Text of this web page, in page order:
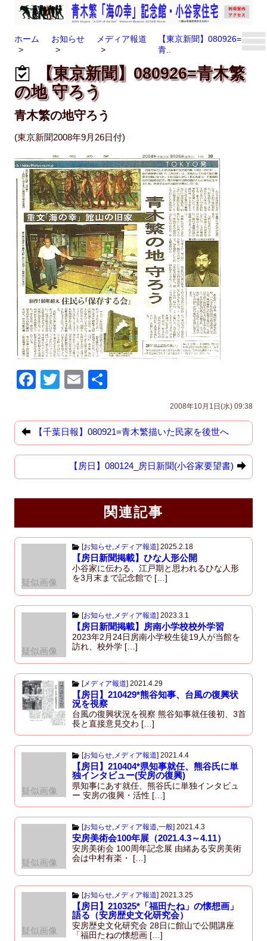
ホーム お知らせ メディア報道
【東京新聞】080926=
青..
【東京新聞】080926=青木繁
の地 守ろう
青木繁の地守ろう
(東京新聞2008年9月26日付)
F
c
e
b
o
o
T
tt
er
E
ail
2008年10月1日(水) 09:38
【千葉日報】080921=青木繁描いた民家を後世へ
【房日】080124_房日新聞(小谷家要望書)
関連記事
疑似画像
[お知らせ,メディア報道] 2025.2.18
【房日新聞掲載】ひな人形公開
小谷家に伝わる、江戸期と思われるひな人形
を3月末まで記念館で […]
疑似画像
[お知らせ メディア報道] 2023.3.1
【房日新聞掲載】房南小学校校外学習
2023年2月24日房南小学校生徒19人が当館を
訪れ、校外学 […]
[メディア報道] 2021.4.29
【房日】210429*熊谷知事、台風の復興状
況を視察
台風の復興状況を視察 熊谷知事就任後初、3首
長と直接意見交わ […]
疑似画像
[お知らせ,メディア報道] 2021.4.4
【房日】210404*県知事就任、熊谷氏に単
独インタビュー(安房の復興)
県知事にあす就任、熊谷氏に単独インタビュ
ー 安房の復興・活性 […]
疑似画像
[お知らせ,メディア報道,一般] 2021.4.3
安房美術会100年展（2021.4.3～4.11）
安房美術会 100周年記念展 由緒ある安房美術
会は中村有楽・ […]
疑似画像
[お知らせ,メディア報道] 2021.3.25
【房日】210325*「福田たね」の懐想画」
語る（安房歴史文化研究会）
安房歴史文化研究会 28日に館山で公開講座
「福田たねの懐想画 […]